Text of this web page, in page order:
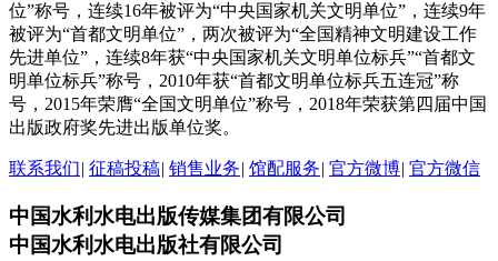
位”称号，连续16年被评为“中央国家机关文明单位”，连续9年
被评为“首都文明单位”，两次被评为“全国精神文明建设工作
先进单位”，连续8年获“中央国家机关文明单位标兵”“首都文
明单位标兵”称号，2010年获“首都文明单位标兵五连冠”称
号，2015年荣膺“全国文明单位”称号，2018年荣获第四届中国
出版政府奖先进出版单位奖。
联系我们| 征稿投稿| 销售业务| 馆配服务| 官方微博| 官方微信
中国水利水电出版传媒集团有限公司
中国水利水电出版社有限公司